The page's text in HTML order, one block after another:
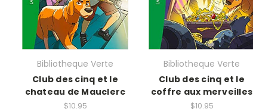
Bibliotheque Verte
Club des cinq et le
chateau de Mauclerc
$10.95
Bibliotheque Verte
Club des cinq et le
coffre aux merveilles
$10.95